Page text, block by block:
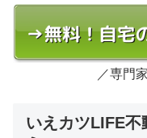
／専門
いえカツLIFE不